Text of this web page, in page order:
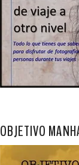
OBJETIVO